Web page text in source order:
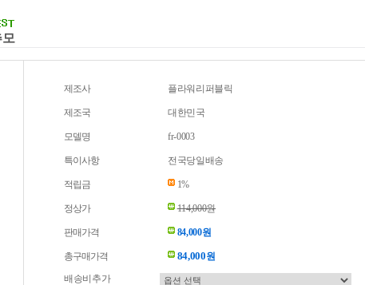
제조사 플라워리퍼블릭
제조국 대한민국
모델명 fr-0003
특이사항 전국당일배송
적립금 1%
정상가 114,000원
판매가격 84,000원
총구매가격 84,000원
배송비추가